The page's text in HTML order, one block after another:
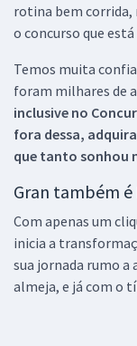
rotina bem corrida,
o concurso que
Temos muita
foram milhares de
inclusive no
fora dessa,
que tanto sonhou
Gran também
Com apenas um
inicia a
sua jornada rumo a
almeja, e já com o